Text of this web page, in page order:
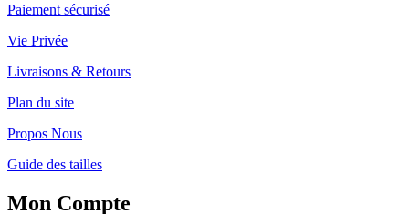
Paiement sécurisé
Vie Privée
Livraisons & Retours
Plan du site
Propos Nous
Guide des tailles
Mon Compte